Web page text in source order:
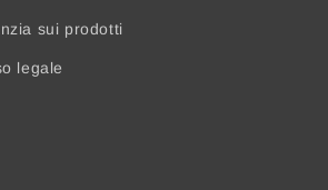
sui prodotti
legale